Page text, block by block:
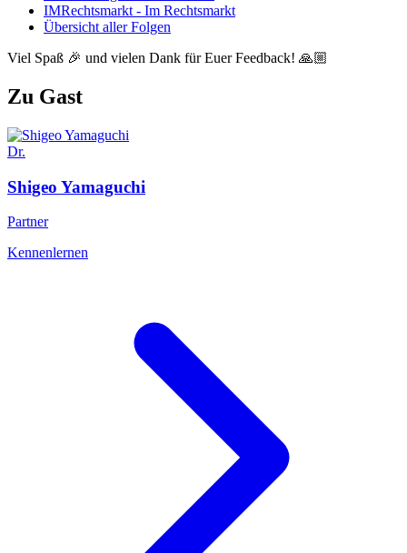
IMRechtsmarkt - Im Rechtsmarkt
Übersicht aller Folgen
Viel Spaß 🎉 und vielen Dank für Euer Feedback! 🙏🏼
Zu Gast
Dr.
Shigeo Yamaguchi
Partner
Kennenlernen